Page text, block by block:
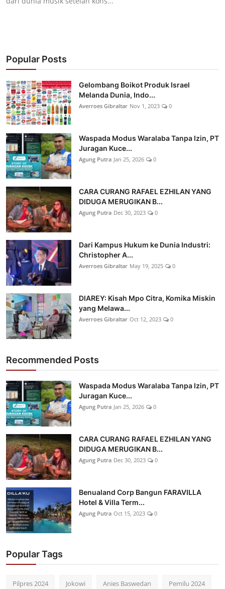
Popular Posts
Gelombang Boikot Produk Israel
Melanda Dunia, Indo...
Averroes Gibraltar Nov 1, 2023 0
Waspada Modus Waralaba Tanpa Izin, PT
Juragan Kuce...
Agung Putra Jan 25, 2026 0
CARA CURANG RAFAEL EZHILAN YANG
DIDUGA MERUGIKAN B...
Agung Putra Dec 30, 2023 0
Dari Kampus Hukum ke Dunia Industri:
Christopher A...
Averroes Gibraltar May 19, 2025 0
DIAREY: Kisah Mpo Citra, Komika Miskin
yang Melawa...
Averroes Gibraltar Oct 12, 2023 0
Recommended Posts
Waspada Modus Waralaba Tanpa Izin, PT
Juragan Kuce...
Agung Putra Jan 25, 2026 0
CARA CURANG RAFAEL EZHILAN YANG
DIDUGA MERUGIKAN B...
Agung Putra Dec 30, 2023 0
Benualand Corp Bangun FARAVILLA
Hotel & Villa Term...
Agung Putra Oct 15, 2023 0
Popular Tags
Pilpres 2024 Jokowi Anies Baswedan Pemilu 2024